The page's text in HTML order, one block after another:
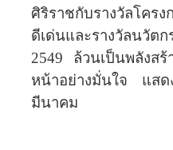
ศิริราชกับรางวัลโคร
ดีเด่นและรางวัลนวั
2549 ล้วนเป็นพลังสร้
หน้าอย่างมั่นใจ แส
มีนาคม